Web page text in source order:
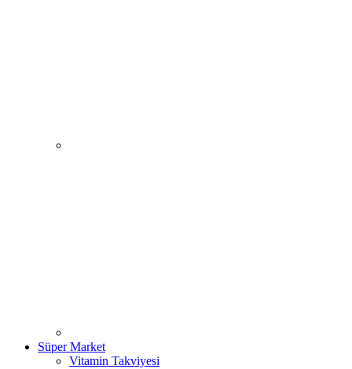
Süper Market
Vitamin Takviyesi